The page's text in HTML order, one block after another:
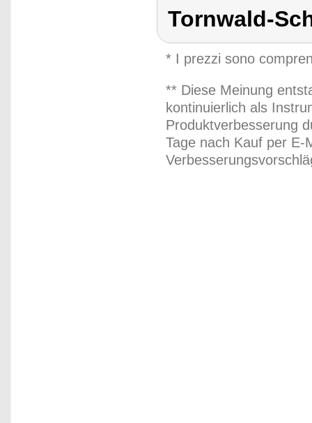
Tornwald-
* I prezzi sono
** Diese Meinung
kontinuierlich als
Produktverbesserung
Tage nach Kauf per E-